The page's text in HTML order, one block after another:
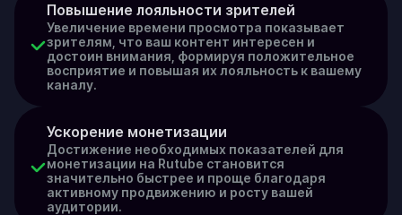
Повышение лояльности зрителей
Увеличение времени просмотра показывает
зрителям, что ваш контент интересен и
достоин внимания, формируя положительное
восприятие и повышая их лояльность к вашему
каналу.
Ускорение монетизации
Достижение необходимых показателей для
монетизации на Rutube становится
значительно быстрее и проще благодаря
активному продвижению и росту вашей
аудитории.